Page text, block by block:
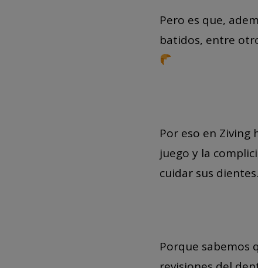
Pero es que,
batidos, entre
Por eso en
juego y la
cuidar sus dientes.
Porque sabemos